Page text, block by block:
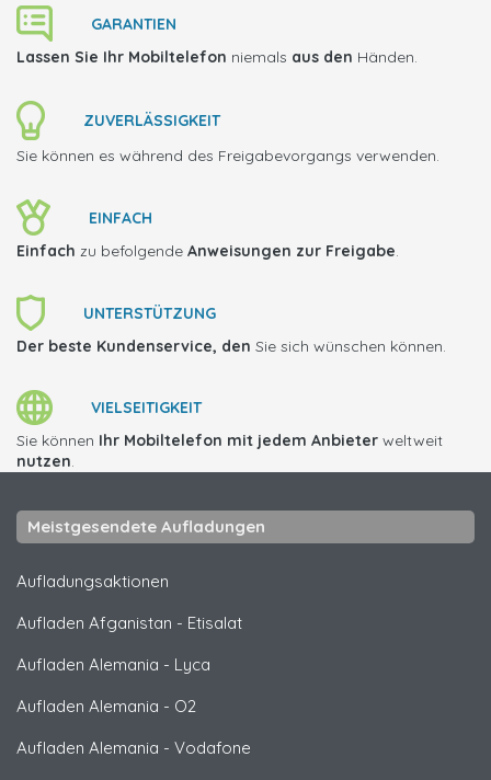
GARANTIEN
Lassen Sie Ihr Mobiltelefon niemals aus den Händen.
ZUVERLÄSSIGKEIT
Sie können es während des Freigabevorgangs verwenden.
EINFACH
Einfach zu befolgende Anweisungen zur Freigabe.
UNTERSTÜTZUNG
Der beste Kundenservice, den Sie sich wünschen können.
VIELSEITIGKEIT
Sie können Ihr Mobiltelefon mit jedem Anbieter weltweit
nutzen.
Meistgesendete Aufladungen
Aufladungsaktionen
Aufladen Afganistan - Etisalat
Aufladen Alemania - Lyca
Aufladen Alemania - O2
Aufladen Alemania - Vodafone